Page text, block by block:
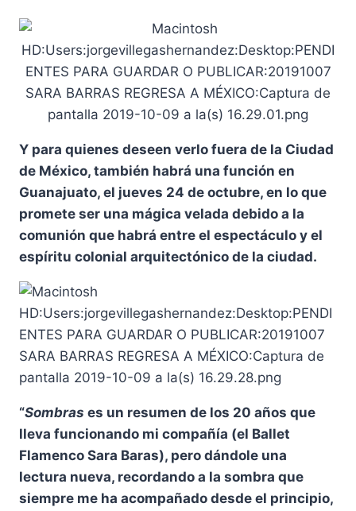
Y para quienes deseen verlo fuera de la Ciudad
de México, también habrá una función en
Guanajuato, el jueves 24 de octubre, en lo que
promete ser una mágica velada debido a la
comunión que habrá entre el espectáculo y el
espíritu colonial arquitectónico de la ciudad.
“Sombras es un resumen de los 20 años que
lleva funcionando mi compañía (el Ballet
Flamenco Sara Baras), pero dándole una
lectura nueva, recordando a la sombra que
siempre me ha acompañado desde el principio,